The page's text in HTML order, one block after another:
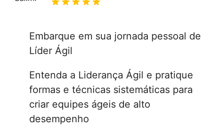
Embarque em sua jornada pessoal de
Líder Ágil
Entenda a Liderança Ágil e pratique
formas e técnicas sistemáticas para
criar equipes ágeis de alto
desempenho